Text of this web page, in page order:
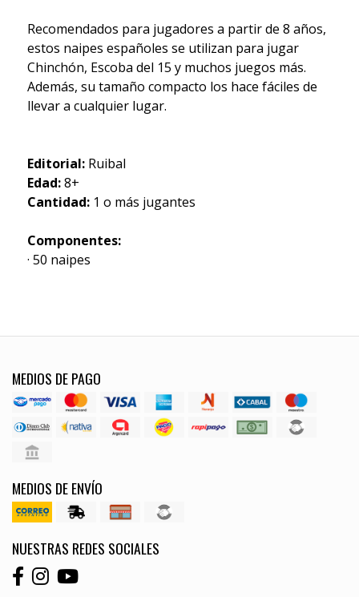
Recomendados para jugadores a partir de 8 años,
estos naipes españoles se utilizan para jugar
Chinchón, Escoba del 15 y muchos juegos más.
Además, su tamaño compacto los hace fáciles de
llevar a cualquier lugar.
Editorial: Ruibal
Edad:8+
Cantidad: 1 o más jugantes
Componentes:
· 50 naipes
MEDIOS DE PAGO
MEDIOS DE ENVÍO
NUESTRAS REDES SOCIALES